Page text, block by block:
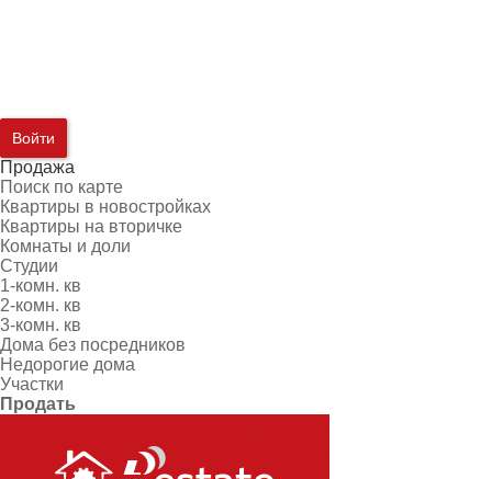
Войти
Продажа
Поиск по карте
Квартиры в новостройках
Квартиры на вторичке
Комнаты и доли
Студии
1-комн. кв
2-комн. кв
3-комн. кв
Дома без посредников
Недорогие дома
Участки
Продать